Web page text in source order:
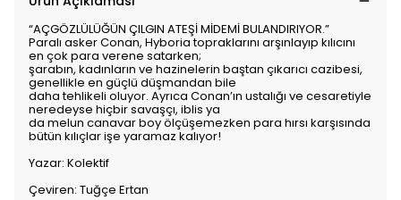
“AÇGÖZLÜLÜĞÜN ÇILGIN ATEŞİ MİDEMİ BULANDIRIYOR.”
Paralı asker Conan, Hyboria topraklarını arşınlayıp kılıcını
en çok para verene satarken;
şarabın, kadınların ve hazinelerin baştan çıkarıcı cazibesi,
genellikle en güçlü düşmandan bile
daha tehlikeli oluyor. Ayrıca Conan’ın ustalığı ve cesaretiyle
neredeyse hiçbir savaşçı, iblis ya
da melun canavar boy ölçüşemezken para hırsı karşısında
bütün kılıçlar işe yaramaz kalıyor!
Yazar: Kolektif
Çeviren: Tuğçe Ertan